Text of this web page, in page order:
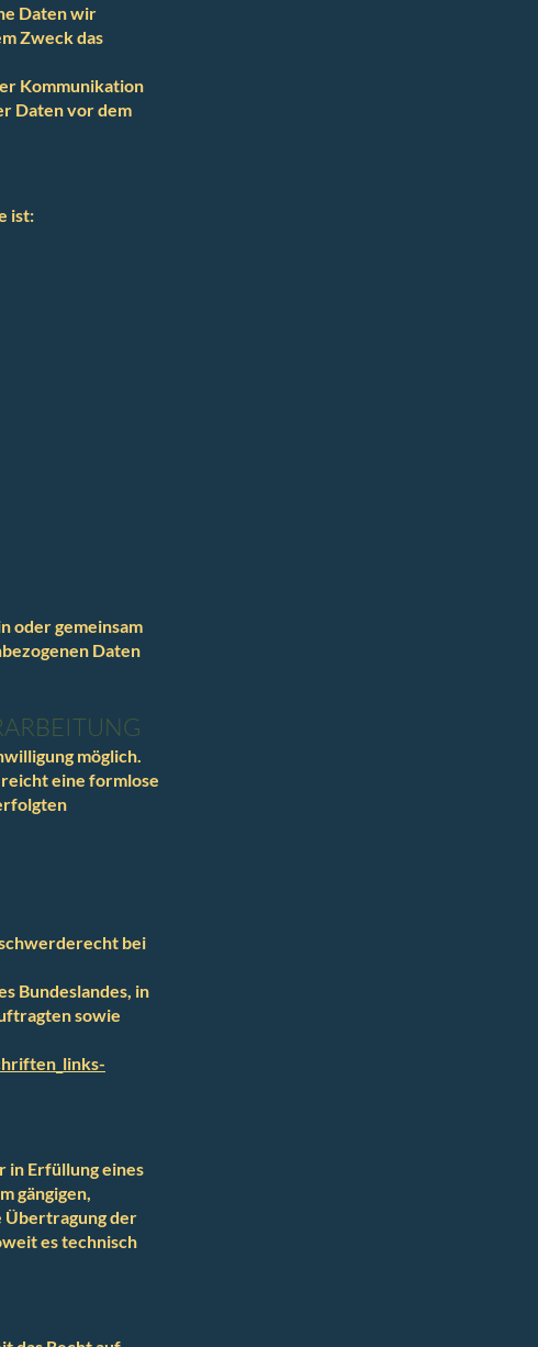
Daten wir
Zweck das
Kommunikation
Daten vor dem
ist:
oder gemeinsam
Daten
möglich.
eine formlose
bei
Bundeslandes, in
sowie
in Erfüllung eines
gängigen,
Übertragung der
es technisch